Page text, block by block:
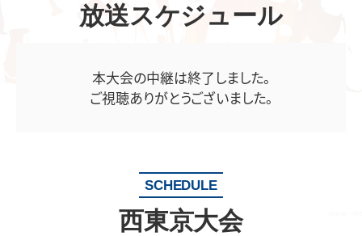
放送スケジュール
本大会の中継は終了しました。
ご視聴ありがとうございました。
SCHEDULE
西東京大会